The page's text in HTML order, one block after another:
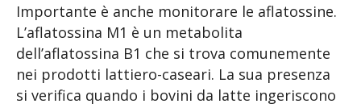
Importante è anche monitorare le aflatossine.
L’aflatossina M1 è un metabolita
dell’aflatossina B1 che si trova comunemente
nei prodotti lattiero-caseari. La sua presenza
si verifica quando i bovini da latte ingeriscono